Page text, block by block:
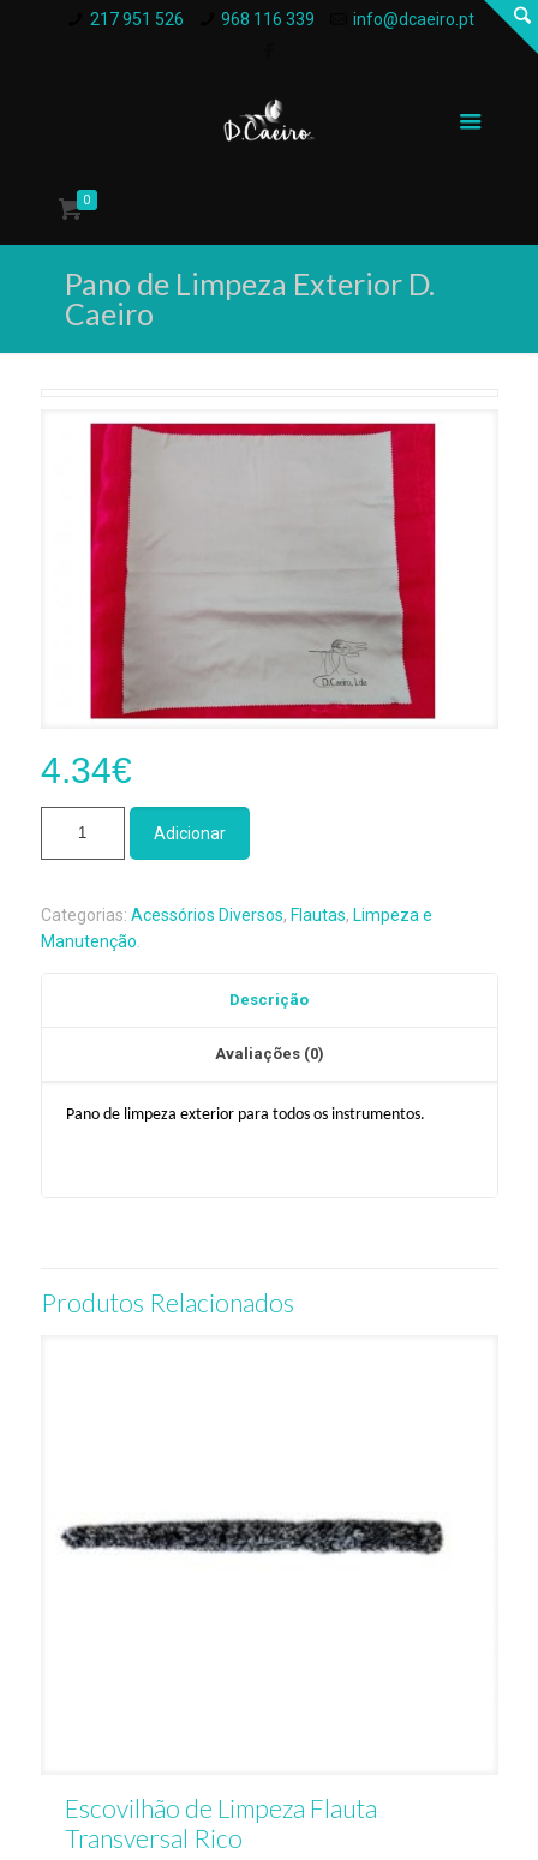
217 951 526 968 116 339 info@dcaeiro.pt
0
Pano de Limpeza Exterior D.
Caeiro
4.34€
Limpeza
Exterior
Adicionar
Categorias: Acessórios Diversos, Flautas, Limpeza e
Manutenção.
Descrição
Avaliações (0)
Pano de limpeza exterior para todos os instrumentos.
Produtos Relacionados
Escovilhão de Limpeza Flauta
Transversal Rico